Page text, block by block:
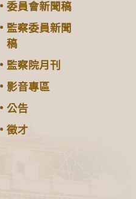
委員會新聞稿
監察委員新聞
稿
監察院月刊
影音專區
公告
徵才